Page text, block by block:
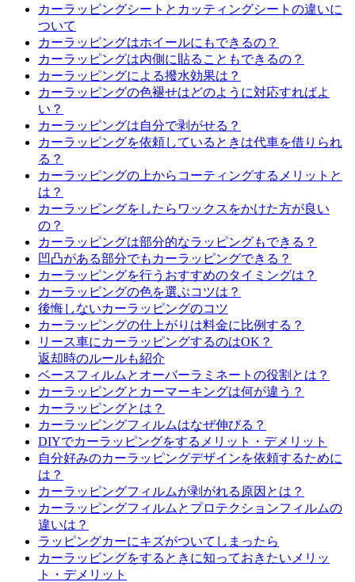
カーラッピングシートとカッティングシートの違いに
ついて
カーラッピングはホイールにもできるの？
カーラッピングは内側に貼ることもできるの？
カーラッピングによる撥水効果は？
カーラッピングの色褪せはどのように対応すればよ
い？
カーラッピングは自分で剥がせる？
カーラッピングを依頼しているときは代車を借りられ
る？
カーラッピングの上からコーティングするメリットと
は？
カーラッピングをしたらワックスをかけた方が良い
の？
カーラッピングは部分的なラッピングもできる？
凹凸がある部分でもカーラッピングできる？
カーラッピングを行うおすすめのタイミングは？
カーラッピングの色を選ぶコツは？
後悔しないカーラッピングのコツ
カーラッピングの仕上がりは料金に比例する？
リース車にカーラッピングするのはOK？
返却時のルールも紹介
ベースフィルムとオーバーラミネートの役割とは？
カーラッピングとカーマーキングは何が違う？
カーラッピングとは？
カーラッピングフィルムはなぜ伸びる？
DIYでカーラッピングをするメリット・デメリット
自分好みのカーラッピングデザインを依頼するために
は？
カーラッピングフィルムが剥がれる原因とは？
カーラッピングフィルムとプロテクションフィルムの
違いは？
ラッピングカーにキズがついてしまったら
カーラッピングをするときに知っておきたいメリッ
ト・デメリット